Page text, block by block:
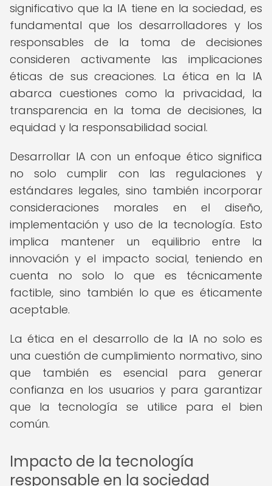
significativo que la IA tiene en la sociedad, es
fundamental que los desarrolladores y los
responsables de la toma de decisiones
consideren activamente las implicaciones
éticas de sus creaciones. La ética en la IA
abarca cuestiones como la privacidad, la
transparencia en la toma de decisiones, la
equidad y la responsabilidad social.
Desarrollar IA con un enfoque ético significa
no solo cumplir con las regulaciones y
estándares legales, sino también incorporar
consideraciones morales en el diseño,
implementación y uso de la tecnología. Esto
implica mantener un equilibrio entre la
innovación y el impacto social, teniendo en
cuenta no solo lo que es técnicamente
factible, sino también lo que es éticamente
aceptable.
La ética en el desarrollo de la IA no solo es
una cuestión de cumplimiento normativo, sino
que también es esencial para generar
confianza en los usuarios y para garantizar
que la tecnología se utilice para el bien
común.
Impacto de la tecnología
responsable en la sociedad